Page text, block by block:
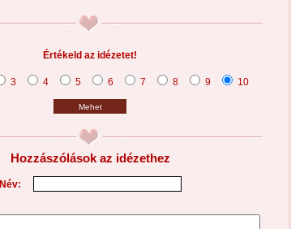
Értékeld az idézetet!
3 4 5 6 7 8 9 10
Mehet
Hozzászólások az idézethez
Név: